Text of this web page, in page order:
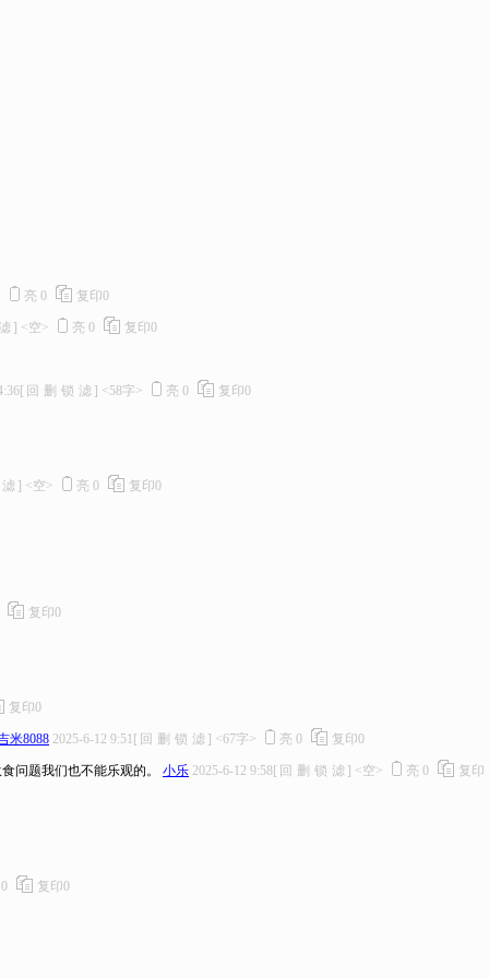
亮 0 复印0
] <空> 亮 0 复印0
[ 回 删 锁 滤 ] <58字> 亮 0 复印0
滤 ] <空> 亮 0 复印0
复印0
复印0
米8088 2025-6-12 9:51 [ 回 删 锁 滤 ] <67字> 亮 0 复印0
问题我们也不能乐观的。 小乐 2025-6-12 9:58[ 回 删 锁 滤 ] <空> 亮 0 复印
0 复印0